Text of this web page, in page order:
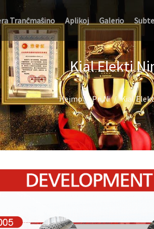
Tranĉmaŝino Aplikoj Galerio
Kial Elekti
Hejmo Pri Ni Kial